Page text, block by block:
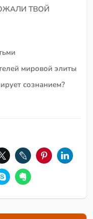
ТВОЙ
мировой элиты
сознанием?